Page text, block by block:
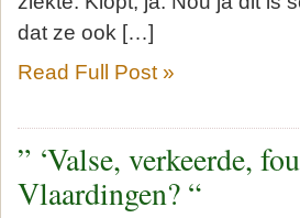
dat ze ook […]
Read Full Post »
” ‘Valse, verkeerde,
Vlaardingen? “